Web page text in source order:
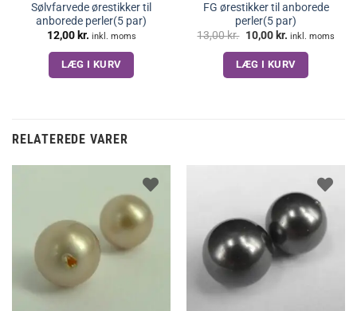
Sølvfarvede ørestikker til
anborede perler(5 par)
12,00 kr. inkl. moms
LÆG I KURV
FG ørestikker til anborede
perler(5 par)
13,00kr. Den
oprindelige
pris
var:
13,00 kr..
10,00 kr.Den
pris
er:
10,00 kr..
inkl. moms
LÆG I KURV
RELATEREDE VARER